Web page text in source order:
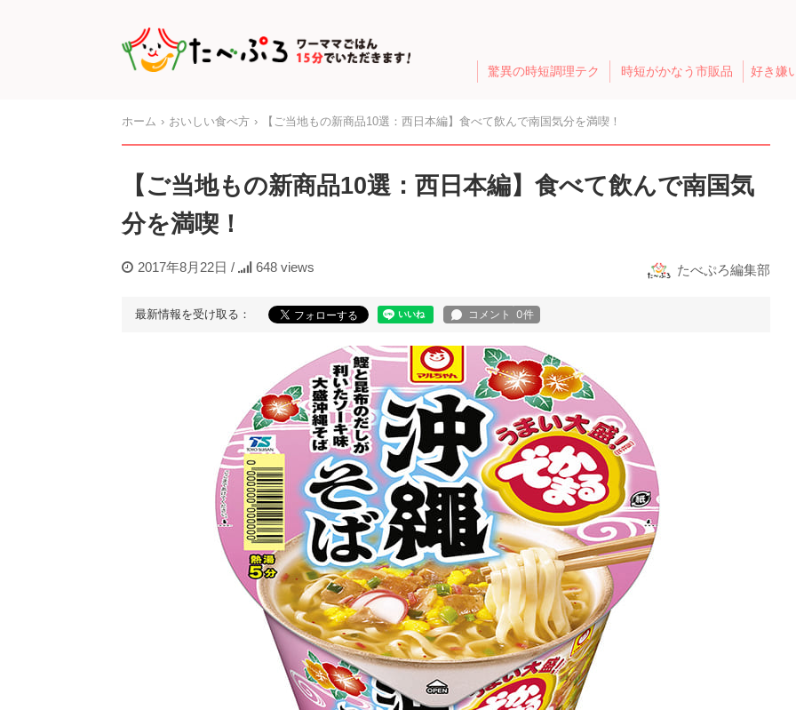
驚異の時短調理テク 時短がかなう市販品 好き嫌
ホーム おいしい食べ方 【ご当地もの新商品10選：西日本編】食べて飲んで南国気分を満喫！
【ご当地もの新商品10選：西日本編】食べて飲んで南国気
分を満喫！
2017年8月22日 / 648 views たべぷろ編集部
最新情報を受け取る：